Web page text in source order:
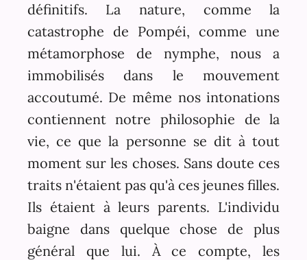
définitifs. La nature, comme la
catastrophe de Pompéi, comme une
métamorphose de nymphe, nous a
immobilisés dans le mouvement
accoutumé. De même nos intonations
contiennent notre philosophie de la
vie, ce que la personne se dit à tout
moment sur les choses. Sans doute ces
traits n'étaient pas qu'à ces jeunes filles.
Ils étaient à leurs parents. L'individu
baigne dans quelque chose de plus
général que lui. À ce compte, les